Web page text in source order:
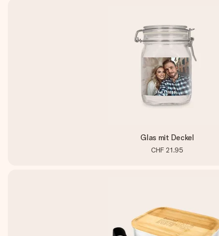
Glas mit Deckel
CHF 21.95